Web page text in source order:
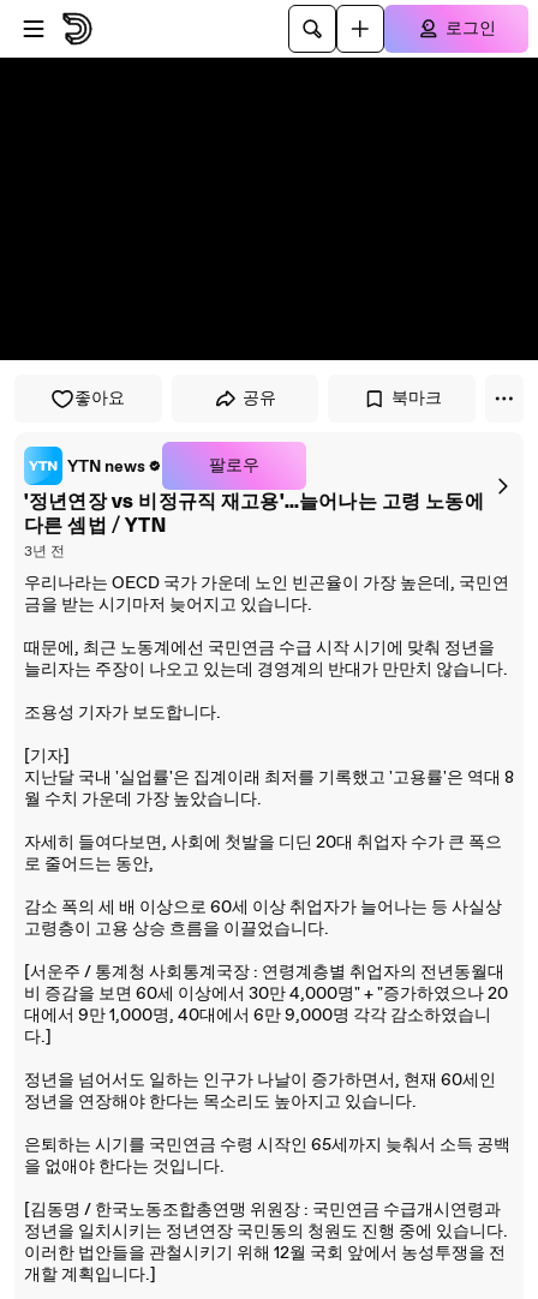
플레이어로 건너뛰기
본문으로 건너뛰기
로그인
좋아요 공유 북마크
YTN news 팔로우
'정년연장 vs 비정규직 재고용'...늘어나는 고령 노동에
다른 셈법 / YTN
3년 전
우리나라는 OECD 국가 가운데 노인 빈곤율이 가장 높은데, 국민연
금을 받는 시기마저 늦어지고 있습니다.
때문에, 최근 노동계에선 국민연금 수급 시작 시기에 맞춰 정년을
늘리자는 주장이 나오고 있는데 경영계의 반대가 만만치 않습니다.
조용성 기자가 보도합니다.
[기자]
지난달 국내 '실업률'은 집계이래 최저를 기록했고 '고용률'은 역대 8
월 수치 가운데 가장 높았습니다.
자세히 들여다보면, 사회에 첫발을 디딘 20대 취업자 수가 큰 폭으
로 줄어드는 동안,
감소 폭의 세 배 이상으로 60세 이상 취업자가 늘어나는 등 사실상
고령층이 고용 상승 흐름을 이끌었습니다.
[서운주 / 통계청 사회통계국장 : 연령계층별 취업자의 전년동월대
비 증감을 보면 60세 이상에서 30만 4,000명" + "증가하였으나 20
대에서 9만 1,000명, 40대에서 6만 9,000명 각각 감소하였습니
다.]
정년을 넘어서도 일하는 인구가 나날이 증가하면서, 현재 60세인
정년을 연장해야 한다는 목소리도 높아지고 있습니다.
은퇴하는 시기를 국민연금 수령 시작인 65세까지 늦춰서 소득 공백
을 없애야 한다는 것입니다.
[김동명 / 한국노동조합총연맹 위원장 : 국민연금 수급개시연령과
정년을 일치시키는 정년연장 국민동의 청원도 진행 중에 있습니다.
이러한 법안들을 관철시키기 위해 12월 국회 앞에서 농성투쟁을 전
개할 계획입니다.]